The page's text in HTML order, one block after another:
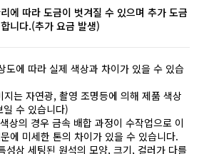
에 따라 도금이 벗겨질 수 있으며 추가 도금
니다.(추가 요금 발생)
도에 따라 실제 색상과 차이가 있을 수 있습
지는 자연광, 촬영 조명등에 의해 제품 색상
일 수 있습니다)
상의 경우 금속 배합 과정이 수작업으로 이
에 미세한 톤의 차이가 있을 수 있습니다.
성상 세팅된 원석의 모양, 크기, 컬러가 다를